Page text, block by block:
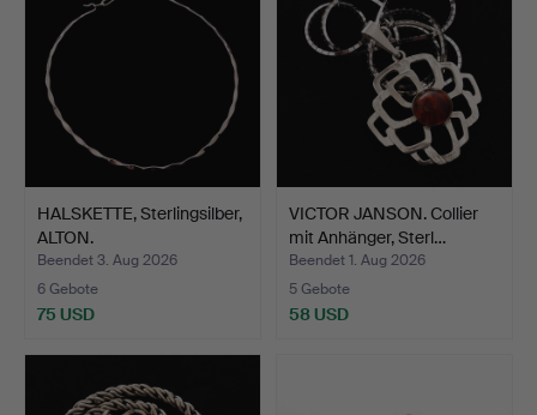
HALSKETTE, Sterlingsilber,
ALTON.
Beendet 3. Aug 2026
6 Gebote
75 USD
VICTOR JANSON. Collier
mit Anhänger, Sterl…
Beendet 1. Aug 2026
5 Gebote
58 USD